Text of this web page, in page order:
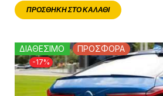
ΠΡΟΣΘΉΚΗ ΣΤΟ ΚΑΛΆΘΙ
-17%
ΔΙΑΘΕΣΙΜΟ ΠΡΟΣΦΟΡΑ